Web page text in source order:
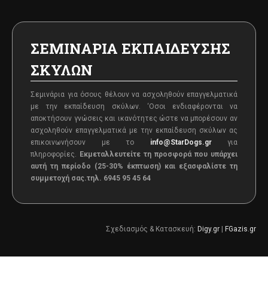
ΣΕΜΙΝΑΡΙΑ ΕΚΠΑΙΔΕΥΣΗΣ
ΣΚΥΛΩΝ
Σεμινάρια για όσους θέλουν να ασχοληθούν επαγγελματικά
με την εκπαίδευση σκύλων. ‘Oσοι ενδιαφέρονται να
αποκτήσουν γνώσεις και ικανότητες ώστε να μπορέσουν αν
ασχοληθούν επαγγελματικά με την εκπαίδευση σκύλων ας
επικοινωνήσουν με το
info@StarDogs.grγια
πληροφορίες. Εκμεταλλευτείτε τη προσφορά που υπάρχει
αυτή τη περίοδο (25-30% έκπτωση) και εξασφαλίστε τη
συμμετοχή σας.τηλ. 6945 95 45 64
Σχεδιασμός & Κατασκευή: Digy.gr FGazis.gr